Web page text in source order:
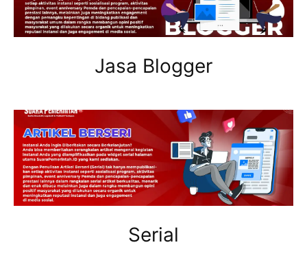
Jasa Blogger
Serial